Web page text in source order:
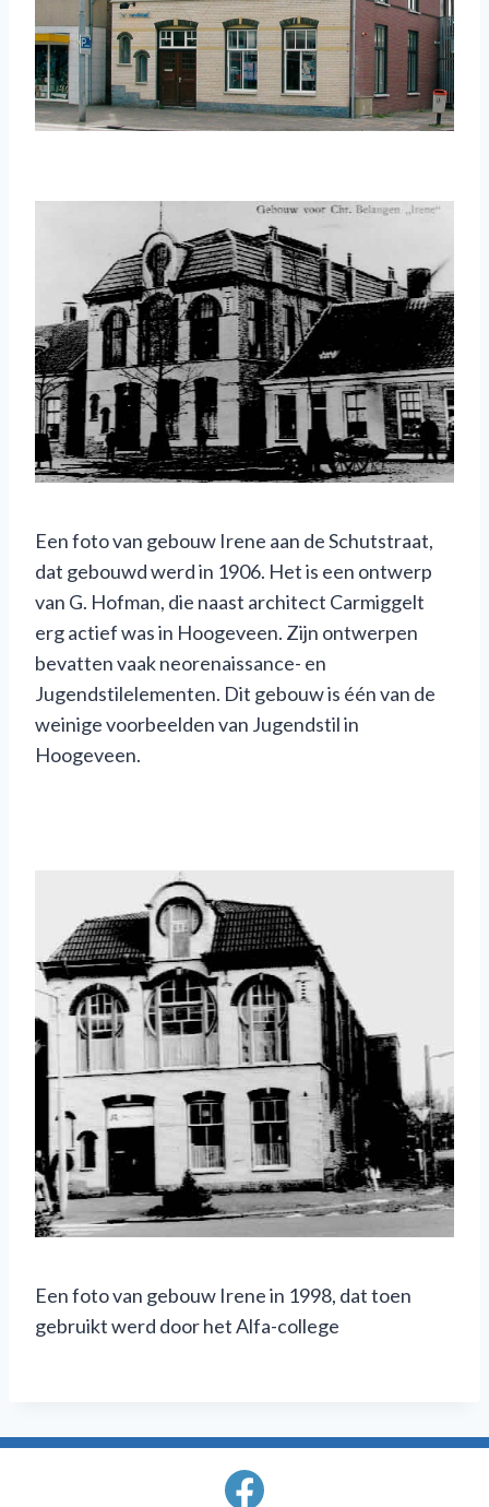
Een foto van gebouw Irene aan de Schutstraat,
dat gebouwd werd in 1906. Het is een ontwerp
van G. Hofman, die naast architect Carmiggelt
erg actief was in Hoogeveen. Zijn ontwerpen
bevatten vaak neorenaissance- en
Jugendstilelementen. Dit gebouw is één van de
weinige voorbeelden van Jugendstil in
Hoogeveen.
Een foto van gebouw Irene in 1998, dat toen
gebruikt werd door het Alfa-college